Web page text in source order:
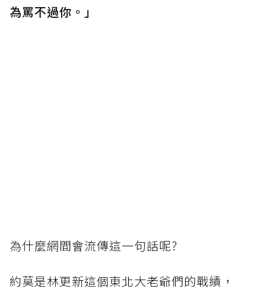
為罵不過你。」
為什麼網間會流傳這一句話呢?
約莫是林更新這個東北大老爺們的戰績，